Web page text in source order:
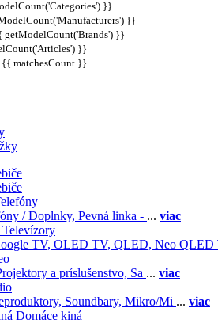
}}
}}
getModelCount('Brands') }}
}}
{{ matchesCount }}
/ Doplnky, Pevná linka - ... viac
Televízory
TV, OLED TV, QLED, Neo QLED
a príslušenstvo, Sa ... viac
Soundbary, Mikro/Mi ... viac
Domáce kiná